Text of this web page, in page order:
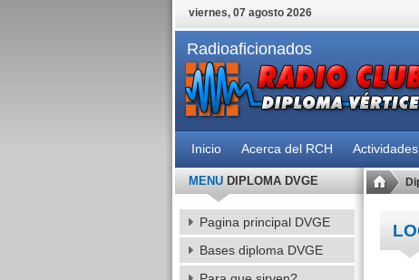
viernes, 07 agosto 2026
Radioaficionados
Inicio Acerca del RCH
MENUDIPLOMA DVGE
Pagina principal DVGE
Bases diploma DVGE